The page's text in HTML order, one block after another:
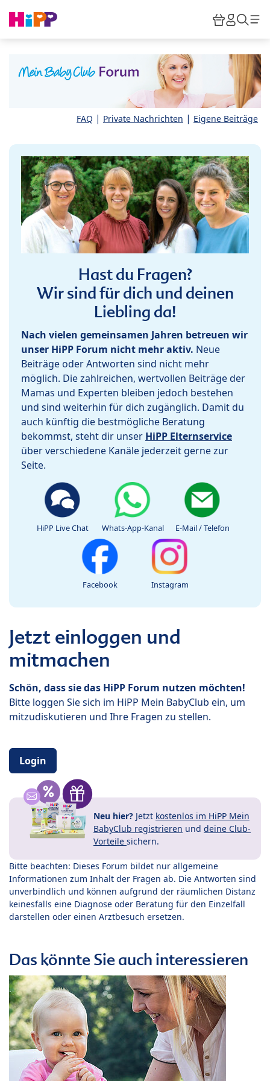
HiPP
FAQ | Private Nachrichten | Eigene Beiträge
Hast du Fragen?
Wir sind für dich und deinen
Liebling da!
Nach vielen gemeinsamen Jahren betreuen wir
unser HiPP Forum nicht mehr aktiv. Neue
Beiträge oder Antworten sind nicht mehr
möglich. Die zahlreichen, wertvollen Beiträge der
Mamas und Experten bleiben jedoch bestehen
und sind weiterhin für dich zugänglich. Damit du
auch künftig die bestmögliche Beratung
bekommst, steht dir unser HiPP Elternservice
über verschiedene Kanäle jederzeit gerne zur
Seite.
HiPP Live Chat Whats-App-Kanal E-Mail / Telefon
Facebook Instagram
Jetzt einloggen und
mitmachen
Schön, dass sie das HiPP Forum nutzen möchten!
Bitte loggen Sie sich im HiPP Mein BabyClub ein, um
mitzudiskutieren und Ihre Fragen zu stellen.
Login
Neu hier? Jetzt kostenlos im HiPP Mein
BabyClub registrieren und deine Club-
Vorteile sichern.
Bitte beachten: Dieses Forum bildet nur allgemeine
Informationen zum Inhalt der Fragen ab. Die Antworten sind
unverbindlich und können aufgrund der räumlichen Distanz
keinesfalls eine Diagnose oder Beratung für den Einzelfall
darstellen oder einen Arztbesuch ersetzen.
Das könnte Sie auch interessieren